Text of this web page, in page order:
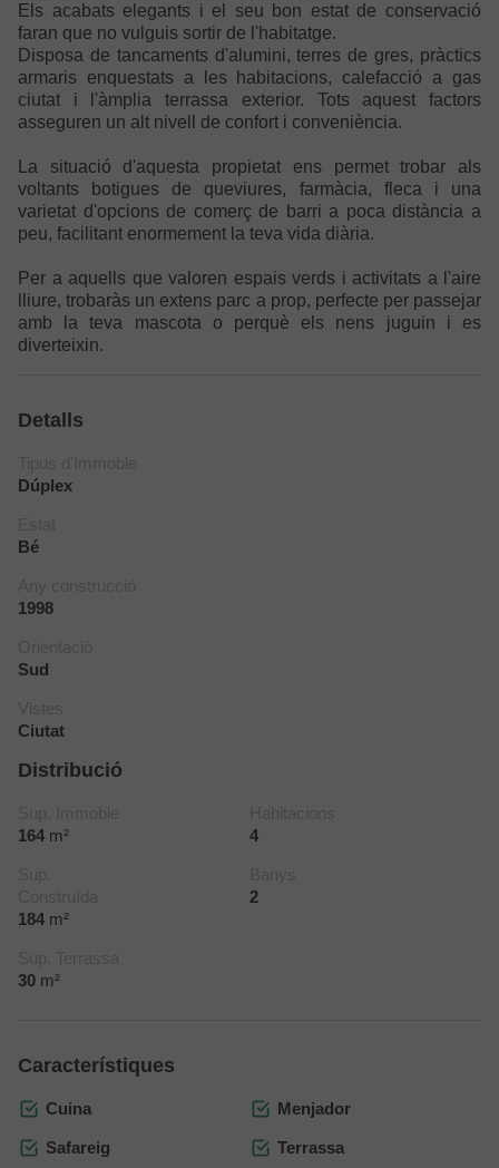
Els acabats elegants i el seu bon estat de conservació
faran que no vulguis sortir de l'habitatge.
Disposa de tancaments d'alumini, terres de gres, pràctics
armaris enquestats a les habitacions, calefacció a gas
ciutat i l'àmplia terrassa exterior. Tots aquest factors
asseguren un alt nivell de confort i conveniència.
La situació d'aquesta propietat ens permet trobar als
voltants botigues de queviures, farmàcia, fleca i una
varietat d'opcions de comerç de barri a poca distància a
peu, facilitant enormement la teva vida diària.
Per a aquells que valoren espais verds i activitats a l'aire
lliure, trobaràs un extens parc a prop, perfecte per passejar
amb la teva mascota o perquè els nens juguin i es
diverteixin.
Detalls
Dúplex
Bé
1998
Sud
Ciutat
Distribució
164 m²
184 m²
30 m²
4
2
Característiques
Cuina Menjador
Safareig Terrassa